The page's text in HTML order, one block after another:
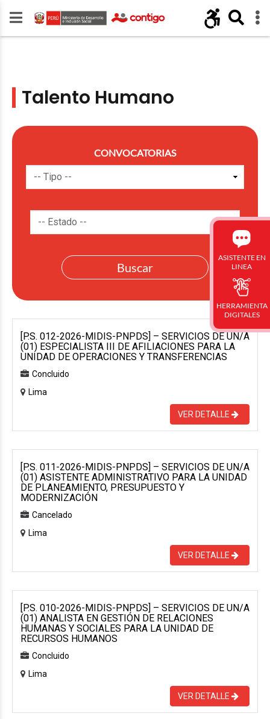
Talento Humano
CONVOCATORIAS
[P.S. 012-2026-MIDIS-PNPDS] – SERVICIOS DE UN/A
(01) ESPECIALISTA III DE AFILIACIONES PARA LA
UNIDAD DE OPERACIONES Y TRANSFERENCIAS
Concluido
Lima
VER DETALLE
[P.S. 011-2026-MIDIS-PNPDS] – SERVICIOS DE UN/A
(01) ASISTENTE ADMINISTRATIVO PARA LA UNIDAD
DE PLANEAMIENTO, PRESUPUESTO Y
MODERNIZACIÓN
Cancelado
Lima
VER DETALLE
[P.S. 010-2026-MIDIS-PNPDS] – SERVICIOS DE UN/A
(01) ANALISTA EN GESTIÓN DE RELACIONES
HUMANAS Y SOCIALES PARA LA UNIDAD DE
RECURSOS HUMANOS
Concluido
Lima
VER DETALLE
ASISTENTE EN
LINEA
HERRAMIENTA
DIGITALES